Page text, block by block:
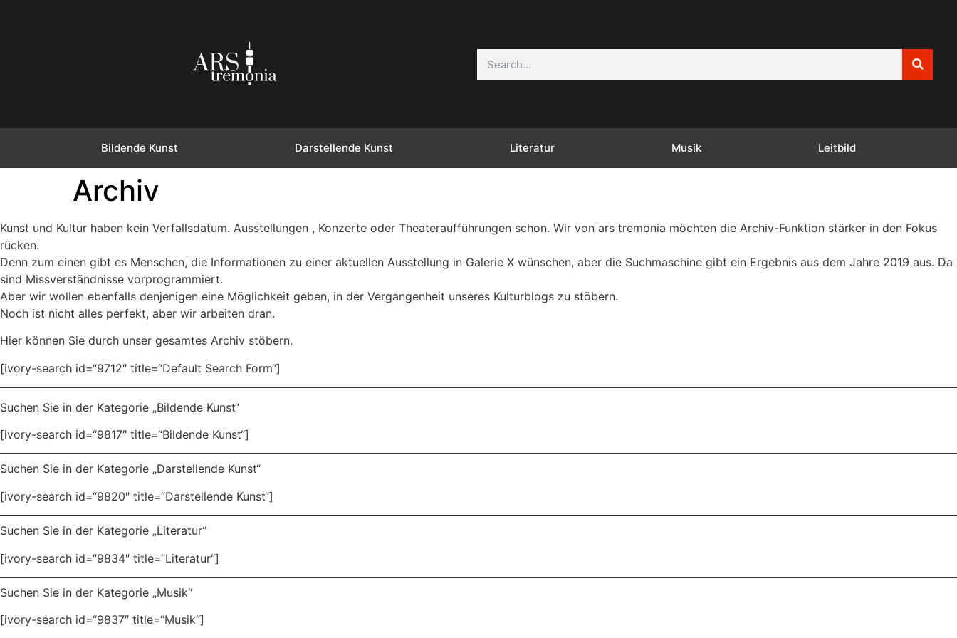
Bildende Kunst Darstellende Kunst Literatur Musik Leitbild
Archiv
Kunst und Kultur haben kein Verfallsdatum. Ausstellungen , Konzerte oder Theateraufführungen schon. Wir von ars tremonia möchten die Archiv-Funktion stärker in den Fokus
rücken.
Denn zum einen gibt es Menschen, die Informationen zu einer aktuellen Ausstellung in Galerie X wünschen, aber die Suchmaschine gibt ein Ergebnis aus dem Jahre 2019 aus. Da
sind Missverständnisse vorprogrammiert.
Aber wir wollen ebenfalls denjenigen eine Möglichkeit geben, in der Vergangenheit unseres Kulturblogs zu stöbern.
Noch ist nicht alles perfekt, aber wir arbeiten dran.
Hier können Sie durch unser gesamtes Archiv stöbern.
[ivory-search id=“9712″ title=“Default Search Form“]
Suchen Sie in der Kategorie „Bildende Kunst“
[ivory-search id=“9817″ title=“Bildende Kunst“]
Suchen Sie in der Kategorie „Darstellende Kunst“
[ivory-search id=“9820″ title=“Darstellende Kunst“]
Suchen Sie in der Kategorie „Literatur“
[ivory-search id=“9834″ title=“Literatur“]
Suchen Sie in der Kategorie „Musik“
[ivory-search id=“9837″ title=“Musik“]